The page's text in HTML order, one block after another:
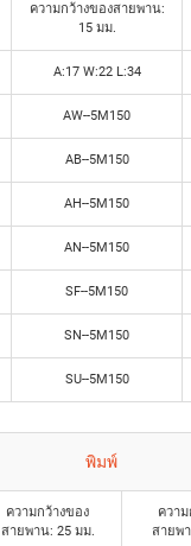
ความกว้างของสายพาน:
15 มม.
A:17 W:22 L:34
AW--5M150
AB--5M150
AH--5M150
AN--5M150
SF--5M150
SN--5M150
SU--5M150
พิมพ์
ความกว้างของ
สายพาน: 25 มม.
ควา
สายพ